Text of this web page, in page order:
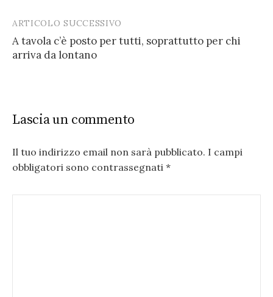
ARTICOLO SUCCESSIVO
A tavola c’è posto per tutti, soprattutto per chi
arriva da lontano
Lascia un commento
Il tuo indirizzo email non sarà pubblicato. I campi
obbligatori sono contrassegnati *